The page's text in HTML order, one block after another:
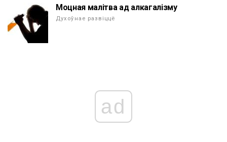
Моцная малітва ад алкагалізму
Духоўнае развіццё
ad